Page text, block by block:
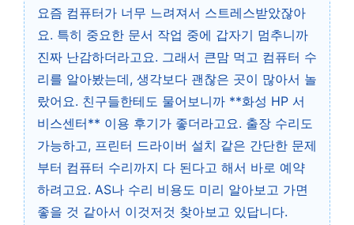
요즘 컴퓨터가 너무 느려져서 스트레스받았잖아
요. 특히 중요한 문서 작업 중에 갑자기 멈추니까
진짜 난감하더라고요. 그래서 큰맘 먹고 컴퓨터 수
리를 알아봤는데, 생각보다 괜찮은 곳이 많아서 놀
랐어요. 친구들한테도 물어보니까 **화성 HP 서
비스센터** 이용 후기가 좋더라고요. 출장 수리도
가능하고, 프린터 드라이버 설치 같은 간단한 문제
부터 컴퓨터 수리까지 다 된다고 해서 바로 예약
하려고요. AS나 수리 비용도 미리 알아보고 가면
좋을 것 같아서 이것저것 찾아보고 있답니다.